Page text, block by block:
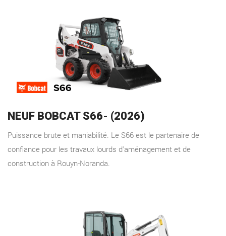
NEUF BOBCAT S66- (2026)
Puissance brute et maniabilité. Le S66 est le partenaire de
confiance pour les travaux lourds d'aménagement et de
construction à Rouyn-Noranda.